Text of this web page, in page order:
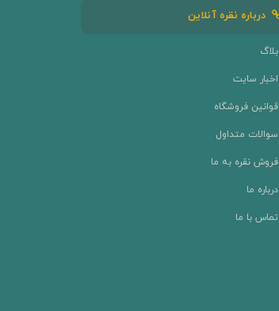
درباره نقره آنلاین
بلاگ
اخبار سایت
قوانین فروشگاه
سوالات متداول
فروش نقره به ما
درباره ما
تماس با ما